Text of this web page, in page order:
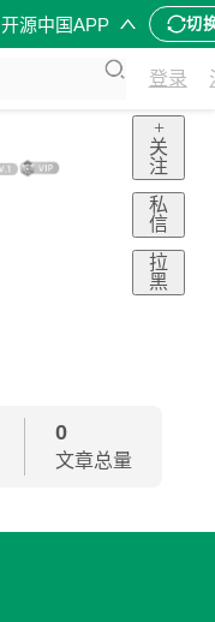
开源中国APP 切
登录
+
关
注
私
信
拉
黑
0
文章总量